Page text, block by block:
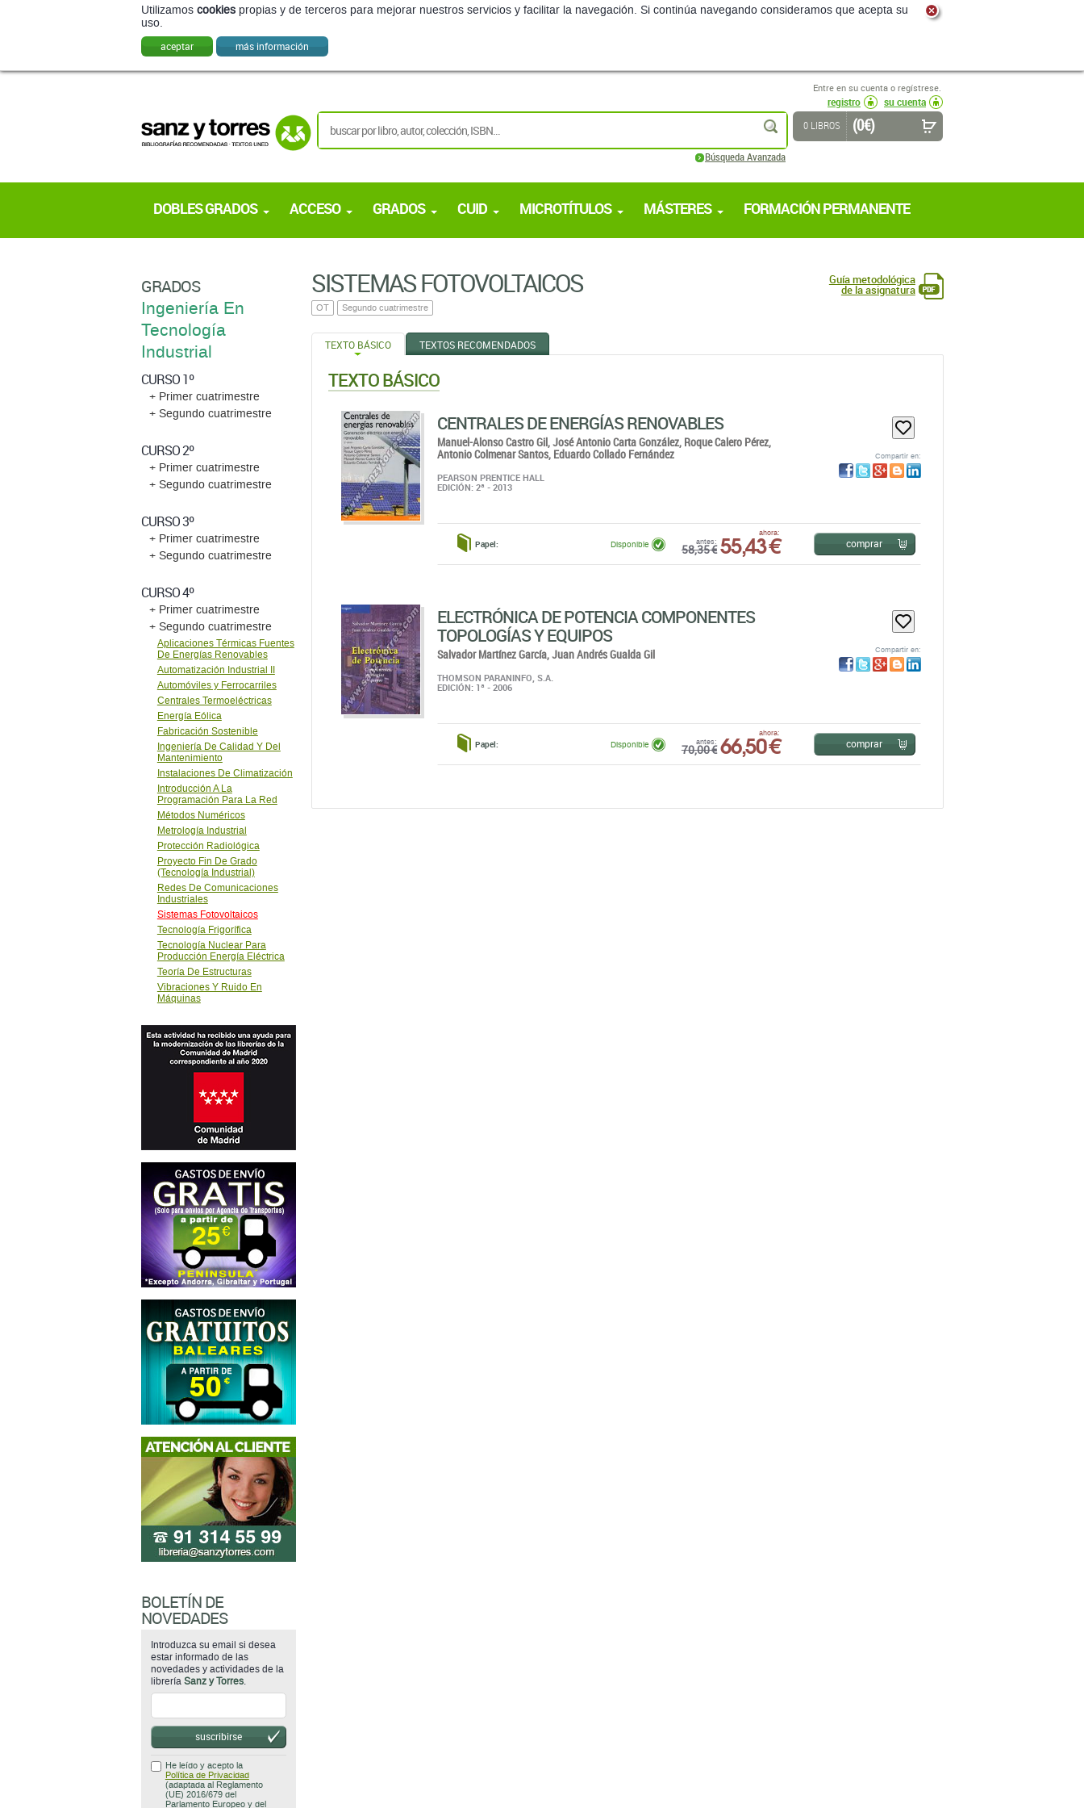
Utilizamos cookies propias y de terceros para mejorar nuestros servicios y facilitar la navegación. Si continúa navegando consideramos que acepta su
uso.
aceptar más información
Entre en su cuenta o regístrese.
registro
su cuenta
buscar
Búsqueda Avanzada
0 LIBROS (0 €)
DOBLES GRADOS ACCESO GRADOS CUID MICROTÍTULOS MÁSTERES FORMACIÓN PERMANENTE
SISTEMAS FOTOVOLTAICOS
OT Segundo cuatrimestre
Guía metodológica
de la asignatura
TEXTO BÁSICO TEXTOS RECOMENDADOS
TEXTO BÁSICO
CENTRALES DE ENERGÍAS RENOVABLES
Manuel-Alonso Castro Gil,José Antonio Carta González, Roque Calero Pérez,
Antonio Colmenar Santos, Eduardo Collado Fernández
PEARSON PRENTICE HALL
EDICIÓN: 2ª - 2013
Compartir en:
Papel: antes:
58,35 €
ahora:
55,43 €
Disponible comprar
ELECTRÓNICA DE POTENCIA COMPONENTES
TOPOLOGÍAS Y EQUIPOS
Salvador Martínez García,Juan Andrés Gualda Gil
THOMSON PARANINFO, S.A.
EDICIÓN: 1ª - 2006
Compartir en:
Papel: antes:
70,00 €
ahora:
66,50 €
Disponible comprar
GRADOS
Ingeniería En
Tecnología
Industrial
CURSO 1º
+ Primer cuatrimestre
+ Segundo cuatrimestre
CURSO 2º
+ Primer cuatrimestre
+ Segundo cuatrimestre
CURSO 3º
+ Primer cuatrimestre
+ Segundo cuatrimestre
CURSO 4º
+ Primer cuatrimestre
+ Segundo cuatrimestre
Aplicaciones Térmicas Fuentes
De Energías Renovables
Automatización Industrial II
Automóviles y Ferrocarriles
Centrales Termoeléctricas
Energía Eólica
Fabricación Sostenible
Ingeniería De Calidad Y Del
Mantenimiento
Instalaciones De Climatización
Introducción A La
Programación Para La Red
Métodos Numéricos
Metrología Industrial
Protección Radiológica
Proyecto Fin De Grado
(Tecnología Industrial)
Redes De Comunicaciones
Industriales
Sistemas Fotovoltaicos
Tecnología Frigorífica
Tecnología Nuclear Para
Producción Energía Eléctrica
Teoría De Estructuras
Vibraciones Y Ruido En
Máquinas
BOLETÍN DE
NOVEDADES
Introduzca su email si desea
estar informado de las
novedades y actividades de la
librería Sanz y Torres.
suscribirse
He leído y acepto la
Política de Privacidad
(adaptada al Reglamento
(UE) 2016/679 del
Parlamento Europeo y del